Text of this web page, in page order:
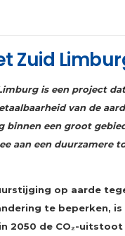
Zuid
is een project
van de
binnen een groot
aan een duurzamere
op aarde
te beperken,
2050 de CO₂-uitstoot